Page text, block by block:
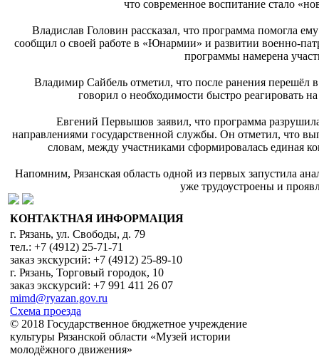
что современное воспитание стало
Владислав Головин рассказал, что программа помогла
сообщил о своей работе в «Юнармии» и развитии военно-
программы намерена
Владимир Сайбель отметил, что после ранения
говорил о необходимости быстро реагировать
Евгений Первышов заявил, что программа
направлениями государственной службы. Он отметил, что
словам, между участниками сформировалась единая
Напомним, Рязанская область одной из первых запустила
уже трудоустроены и
КОНТАКТНАЯ ИНФОРМАЦИЯ
г. Рязань, ул. Свободы, д. 79
тел.: +7 (4912) 25-71-71
заказ экскурсий: +7 (4912) 25-89-10
г. Рязань, Торговый городок, 10
заказ экскурсий: +7 991 411 26 07
mimd@ryazan.gov.ru
Схема проезда
© 2018 Государственное бюджетное учреждение
культуры Рязанской области «Музей истории
молодёжного движения»